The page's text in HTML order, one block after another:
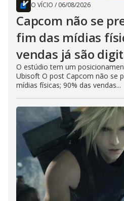
O VÍCIO / 06/08/2026
Capcom não se
fim das mídias
vendas já são
O estúdio tem um
Ubisoft O post Capcom não se
mídias físicas; 90% das vendas...